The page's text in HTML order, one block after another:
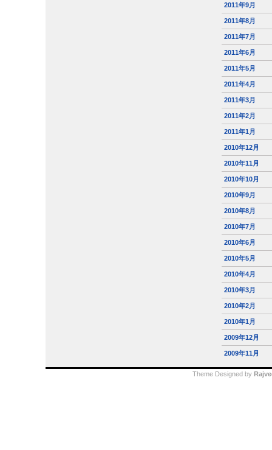
2011年9月
2011年8月
2011年7月
2011年6月
2011年5月
2011年4月
2011年3月
2011年2月
2011年1月
2010年12月
2010年11月
2010年10月
2010年9月
2010年8月
2010年7月
2010年6月
2010年5月
2010年4月
2010年3月
2010年2月
2010年1月
2009年12月
2009年11月
Theme Designed by